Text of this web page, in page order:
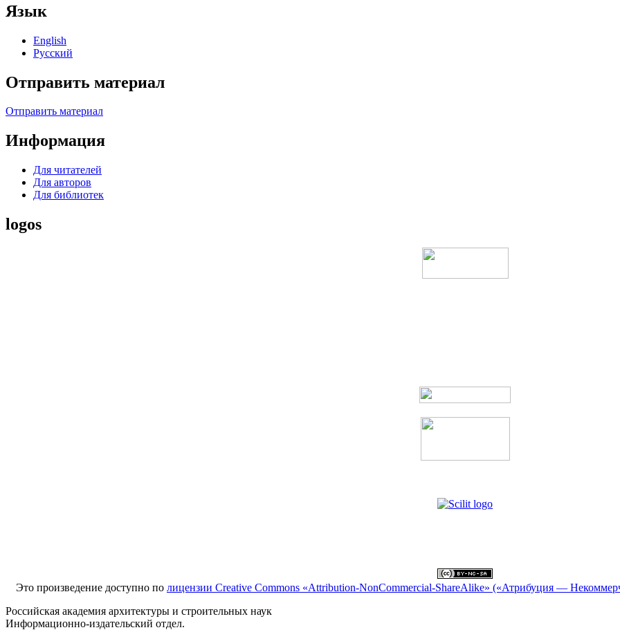
Язык
English
Русский
Отправить материал
Отправить материал
Информация
Для читателей
Для авторов
Для библиотек
logos
Это произведение доступно по лицензии Creative Commons «Attribution-NonCommercial-ShareAlike» («Атрибуция —
Российская академия архитектуры и строительных наук
Информационно-издательский отдел.